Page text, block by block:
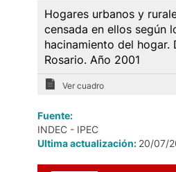
Hogares urbanos y
censada en ellos según
hacinamiento del hogar.
Rosario. Año 2001
Ver cuadro
Fuente:
INDEC - IPEC
Ultima actualización: 20/07/